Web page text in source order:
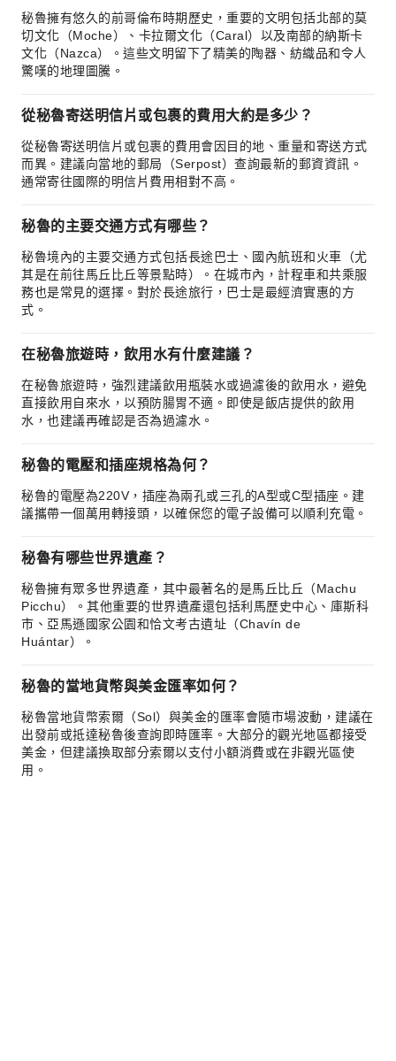
秘魯擁有悠久的前哥倫布時期歷史，重要的文明包括北部的莫
切文化（Moche）、卡拉爾文化（Caral）以及南部的納斯卡
文化（Nazca）。這些文明留下了精美的陶器、紡織品和令人
驚嘆的地理圖騰。
從秘魯寄送明信片或包裹的費用大約是多少？
從秘魯寄送明信片或包裹的費用會因目的地、重量和寄送方式
而異。建議向當地的郵局（Serpost）查詢最新的郵資資訊。
通常寄往國際的明信片費用相對不高。
秘魯的主要交通方式有哪些？
秘魯境內的主要交通方式包括長途巴士、國內航班和火車（尤
其是在前往馬丘比丘等景點時）。在城市內，計程車和共乘服
務也是常見的選擇。對於長途旅行，巴士是最經濟實惠的方
式。
在秘魯旅遊時，飲用水有什麼建議？
在秘魯旅遊時，強烈建議飲用瓶裝水或過濾後的飲用水，避免
直接飲用自來水，以預防腸胃不適。即使是飯店提供的飲用
水，也建議再確認是否為過濾水。
秘魯的電壓和插座規格為何？
秘魯的電壓為220V，插座為兩孔或三孔的A型或C型插座。建
議攜帶一個萬用轉接頭，以確保您的電子設備可以順利充電。
秘魯有哪些世界遺產？
秘魯擁有眾多世界遺產，其中最著名的是馬丘比丘（Machu
Picchu）。其他重要的世界遺產還包括利馬歷史中心、庫斯科
市、亞馬遜國家公園和恰文考古遺址（Chavín de
Huántar）。
秘魯的當地貨幣與美金匯率如何？
秘魯當地貨幣索爾（Sol）與美金的匯率會隨市場波動，建議在
出發前或抵達秘魯後查詢即時匯率。大部分的觀光地區都接受
美金，但建議換取部分索爾以支付小額消費或在非觀光區使
用。